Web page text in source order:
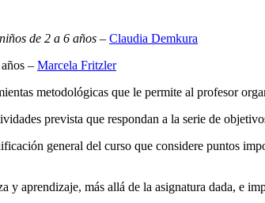
de 2 a 6 años – Claudia Demkura
– Marcela Fritzler
metodológicas que le permite al profesor
prevista que respondan a la serie de
general del curso que considere puntos
y aprendizaje, más allá de la asignatura dada, e